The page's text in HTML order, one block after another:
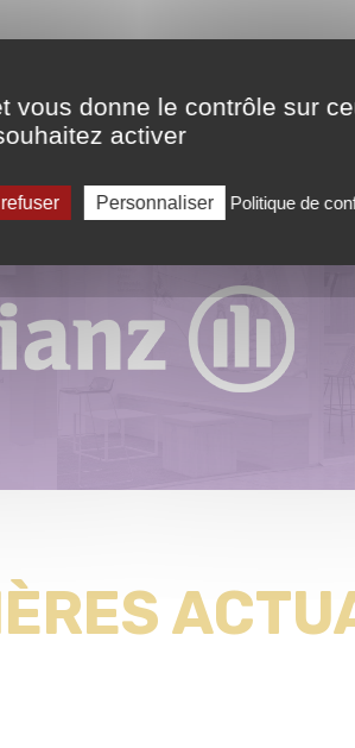
vous donne le contrôle sur
activer
Personnaliser Politique de